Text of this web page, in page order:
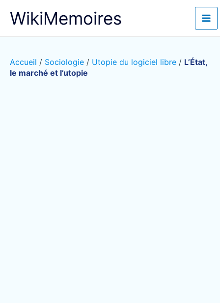
WikiMemoires
Accueil / Sociologie / Utopie du logiciel libre / L’État,
le marché et l’utopie